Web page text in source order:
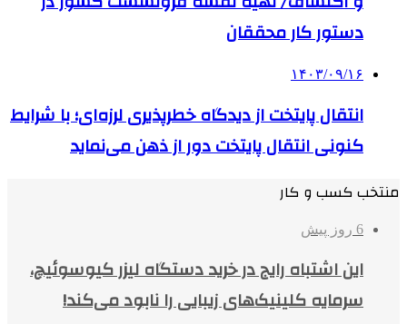
دستور کار محققان
۱۴۰۳/۰۹/۱۶
انتقال پایتخت از دیدگاه خطرپذیری لرزه‌ای؛ با شرایط
کنونی انتقال پایتخت دور از ذهن می‌نماید
منتخب کسب و کار
6 روز پیش
این اشتباه رایج در خرید دستگاه لیزر کیوسوئیچ،
سرمایه کلینیک‌های زیبایی را نابود می‌کند!